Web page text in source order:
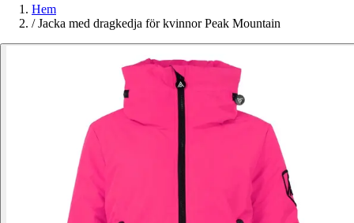
Hem
/ Jacka med dragkedja för kvinnor Peak Mountain